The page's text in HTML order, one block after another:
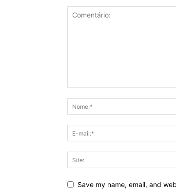
Save my name, email, and